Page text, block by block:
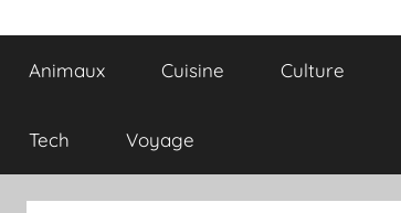
Blog
du
plaisir
Animaux Cuisine Culture
Tech Voyage